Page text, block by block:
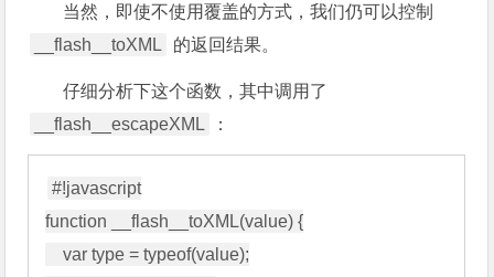
当然，即使不使用覆盖的方式，我们仍可以控制
__flash__toXML
的返回结果。
仔细分析下这个函数，其中调用了
__flash__escapeXML
：
#!javascript
function __flash__toXML(value) {
    var type = typeof(value);